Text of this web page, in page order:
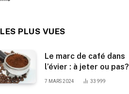
LES PLUS VUES
Le marc de café dans
l’évier : à jeter ou pas?
7 MARS 2024 33 999